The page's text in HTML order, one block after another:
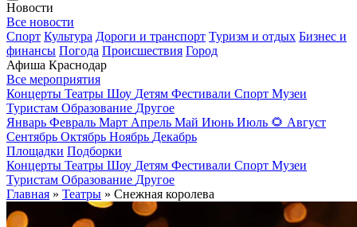
Новости
Все новости
Спорт Культура Дороги и транспорт Туризм и отдых Бизнес и
финансы Погода Происшествия Город
Афиша Краснодар
Все мероприятия
Концерты Театры Шоу Детям Фестивали Спорт Музеи
Туристам Образование Другое
Январь Февраль Март Апрель Май Июнь Июль 🌻 Август
Сентябрь Октябрь Ноябрь Декабрь
Площадки Подборки
Концерты Театры Шоу Детям Фестивали Спорт Музеи
Туристам Образование Другое
Главная » Театры » Снежная королева